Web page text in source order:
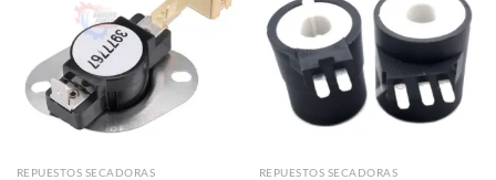
REPUESTOS SECADORAS REPUESTOS SECADORAS